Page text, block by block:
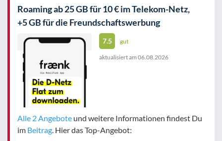
Roaming ab 25 GB für 10 € im Telekom-Netz,
+5 GB für die Freundschaftswerbung
7.5 gut
aktualisiert am 06.08.2026
Alle 2 Angebote und weitere Informationen findest Du
im Beitrag. Hier das Top-Angebot: